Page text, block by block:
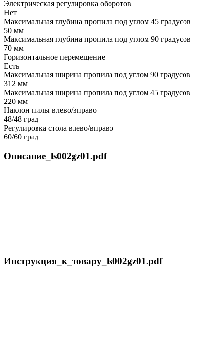
Электрическая регулировка оборотов
Нет
Максимальная глубина пропила под углом 45 градусов
50 мм
Максимальная глубина пропила под углом 90 градусов
70 мм
Горизонтальное перемещение
Есть
Максимальная ширина пропила под углом 90 градусов
312 мм
Максимальная ширина пропила под углом 45 градусов
220 мм
Наклон пилы влево/вправо
48/48 град
Регулировка стола влево/вправо
60/60 град
Описание_ls002gz01.pdf
Инструкция_к_товару_ls002gz01.pdf